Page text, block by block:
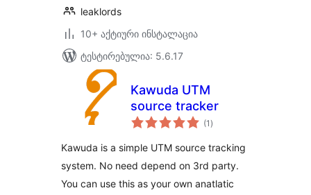
leaklords
10+ აქტიური ინსტალაცია
ტესტირებულია: 5.6.17
Kawuda UTM
source tracker
(1 საერთო
რეიტინგი
)
Kawuda is a simple UTM source tracking
system. No need depend on 3rd party.
You can use this as your own anatlatic